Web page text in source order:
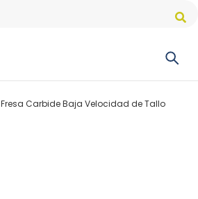
Fresa Carbide Baja Velocidad de Tallo